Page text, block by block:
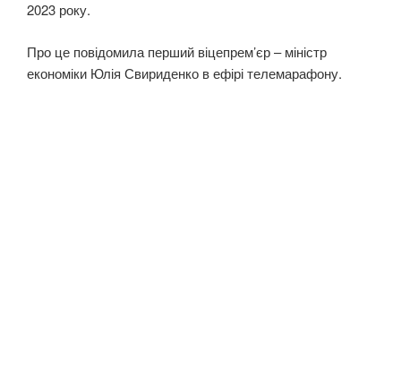
2023 року.
Про це повідомила перший віцепрем’єр – міністр
економіки Юлія Свириденко в ефірі телемарафону.